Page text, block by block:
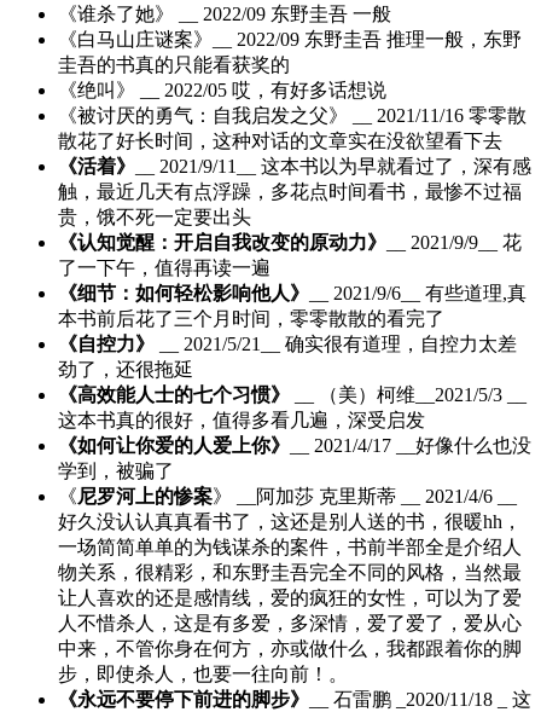
《谁杀了她》 __ 2022/09 东野圭吾 一般
《白马山庄谜案》__ 2022/09 东野圭吾 推理一般，东野
圭吾的书真的只能看获奖的
《绝叫》 __ 2022/05 哎，有好多话想说
《被讨厌的勇气：自我启发之父》 __ 2021/11/16 零零散
散花了好长时间，这种对话的文章实在没欲望看下去
《活着》
__ 2021/9/11__ 这本书以为早就看过了，深有感
触，最近几天有点浮躁，多花点时间看书，最惨不过福
贵，饿不死一定要出头
《认知觉醒：开启自我改变的原动力》
__ 2021/9/9__ 花
了一下午，值得再读一遍
《细节：如何轻松影响他人》
__ 2021/9/6__ 有些道理,真
本书前后花了三个月时间，零零散散的看完了
《自控力》
__ 2021/5/21__ 确实很有道理，自控力太差
劲了，还很拖延
《高效能人士的七个习惯》
__ （美）柯维__2021/5/3 __
这本书真的很好，值得多看几遍，深受启发
《如何让你爱的人爱上你》
__ 2021/4/17 __好像什么也没
学到，被骗了
《尼罗河上的惨案》 __阿加莎 克里斯蒂 __ 2021/4/6 __
好久没认认真真看书了，这还是别人送的书，很暖hh，
一场简简单单的为钱谋杀的案件，书前半部全是介绍人
物关系，很精彩，和东野圭吾完全不同的风格，当然最
让人喜欢的还是感情线，爱的疯狂的女性，可以为了爱
人不惜杀人，这是有多爱，多深情，爱了爱了，爱从心
中来，不管你身在何方，亦或做什么，我都跟着你的脚
步，即使杀人，也要一往向前！。
《永远不要停下前进的脚步》
__ 石雷鹏 _2020/11/18 _ 这